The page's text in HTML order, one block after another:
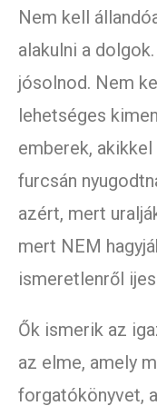
Nem kell
alakulni a
jósolnod. Nem
lehetséges
emberek,
furcsán
azért, mert
mert NEM
ismeretlenről
Ők ismerik az
az elme, amely
forgatókönyvet,